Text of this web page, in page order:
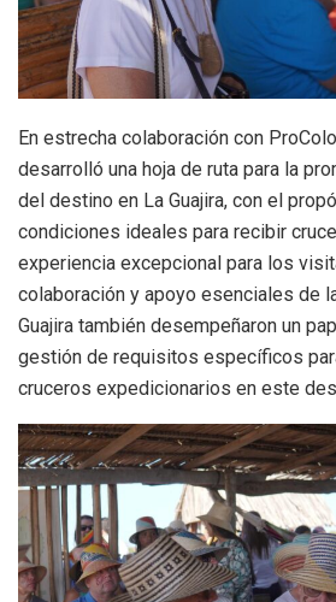
En estrecha colaboración con
desarrolló una hoja de ruta para la
del destino en La Guajira, con el
condiciones ideales para recibir
experiencia excepcional para los
colaboración y apoyo esenciales de
Guajira también desempeñaron un
gestión de requisitos específicos
cruceros expedicionarios en este